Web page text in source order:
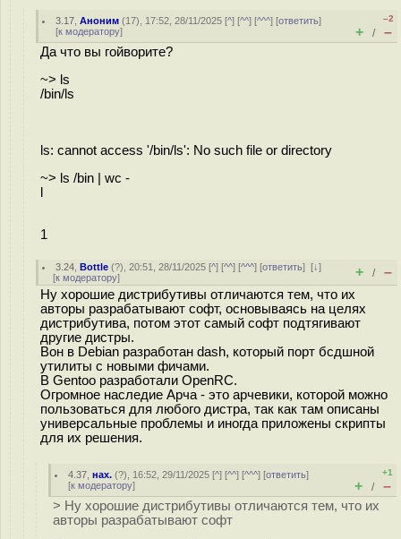
3.17 ,Аноним (17), 17:52, 28/11/2025 [^] [^^] [^^^] [ответить]
[к модератору]
–2
+ / –
Да что вы гойворите?
~> ls
/bin/ls
ls: cannot access '/bin/ls': No such file or directory
~> ls /bin | wc -
1
3.24 ,Bottle (?), 20:51, 28/11/2025 [^] [^^] [^^^] [ответить][↓]
[к модератору] + / –
Ну хорошие дистрибутивы отличаются тем, что их
авторы разрабатывают софт, основываясь на целях
дистрибутива, потом этот самый софт подтягивают
другие дистры.
Вон в Debian разработан dash, который порт бсдшной
утилиты с новыми фичами.
В Gentoo разработали OpenRC.
Огромное наследие Арча - это арчевики, которой можно
пользоваться для любого дистра, так как там описаны
универсальные проблемы и иногда приложены скрипты
для их решения.
4.37 ,нах. (?), 16:52, 29/11/2025 [^] [^^] [^^^] [ответить]
[к модератору]
+1
+ / –
> Ну хорошие дистрибутивы отличаются тем, что их
авторы разрабатывают софт